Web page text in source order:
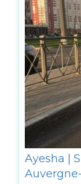
Ayesha |